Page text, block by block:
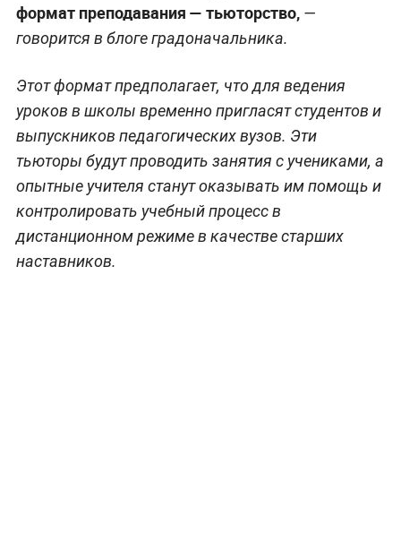
формат преподавания — тьюторство,—
говорится в блоге градоначальника.
Этот формат предполагает, что для ведения
уроков в школы временно пригласят студентов и
выпускников педагогических вузов. Эти
тьюторы будут проводить занятия с учениками, а
опытные учителя станут оказывать им помощь и
контролировать учебный процесс в
дистанционном режиме в качестве старших
наставников.